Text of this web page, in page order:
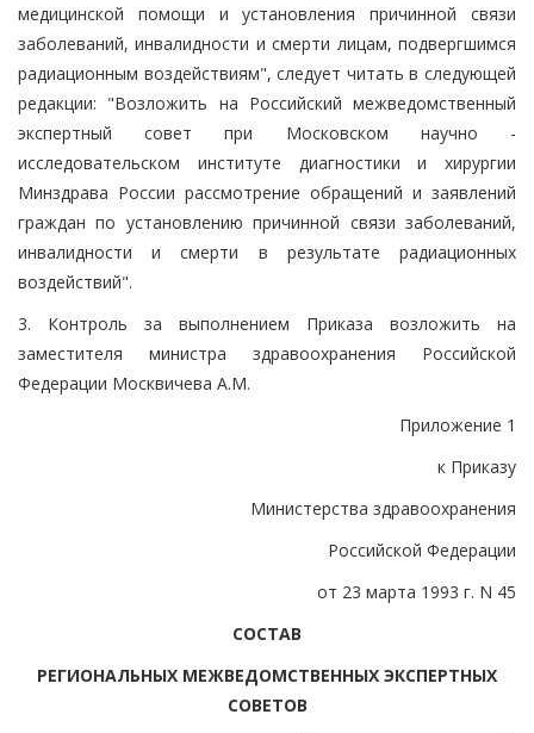
медицинской помощи и установления причинной связи
заболеваний, инвалидности и смерти лицам, подвергшимся
радиационным воздействиям", следует читать в следующей
редакции: "Возложить на Российский межведомственный
экспертный совет при Московском научно -
исследовательском институте диагностики и хирургии
Минздрава России рассмотрение обращений и заявлений
граждан по установлению причинной связи заболеваний,
инвалидности и смерти в результате радиационных
воздействий".
3. Контроль за выполнением Приказа возложить на
заместителя министра здравоохранения Российской
Федерации Москвичева А.М.
Приложение 1
к Приказу
Министерства здравоохранения
Российской Федерации
от 23 марта 1993 г. N 45
СОСТАВ
РЕГИОНАЛЬНЫХ МЕЖВЕДОМСТВЕННЫХ ЭКСПЕРТНЫХ
СОВЕТОВ